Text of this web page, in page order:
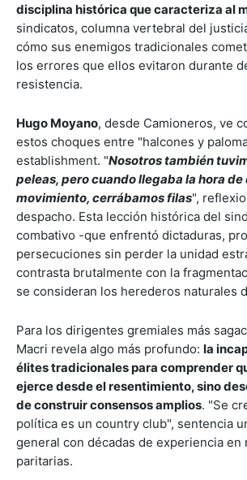
disciplina histórica que caracteriza al
sindicatos, columna vertebral del
cómo sus enemigos tradicionales
los errores que ellos evitaron durante
resistencia.
Hugo Moyano, desde Camioneros, ve
estos choques entre "halcones y
establishment. "Nosotros también
peleas, pero cuando llegaba la hora
movimiento, cerrábamos filas",
despacho. Esta lección histórica del
combativo -que enfrentó dictaduras,
persecuciones sin perder la unidad
contrasta brutalmente con la
se consideran los herederos naturales
Para los dirigentes gremiales más
Macri revela algo más profundo: la
élites tradicionales para comprender
ejerce desde el resentimiento, sino
de construir consensos amplios. "Se
política es un country club", sentencia
general con décadas de experiencia en
paritarias.